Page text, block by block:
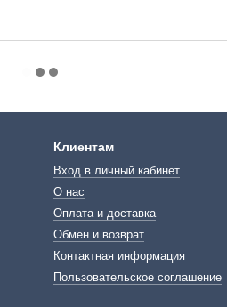
Клиентам
Вход в личный кабинет
О нас
Оплата и доставка
Обмен и возврат
Контактная информация
Пользовательское соглашение